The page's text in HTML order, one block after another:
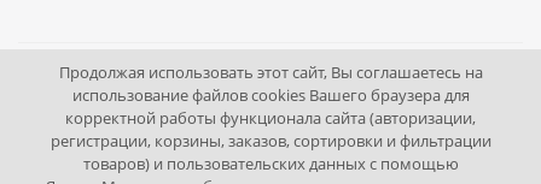
2009 - 2026 © Промышленное оборудование Интернет
портал.
195043, г. Санкт-Петербург, Братская ул, дом 27, литер А,
Продолжая использовать этот сайт, Вы соглашаетесь на
использование файлов cookies Вашего браузера для
корректной работы функционала сайта (авторизации,
регистрации, корзины, заказов, сортировки и фильтрации
товаров) и пользовательских данных с помощью